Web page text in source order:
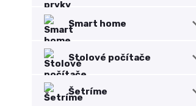
Smart home
Stolové počítače
Šetríme